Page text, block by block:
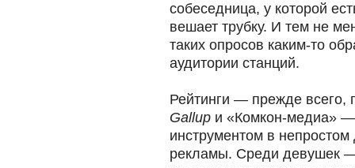
собеседница, у которой
вешает трубку. И тем не
таких опросов каким-то
аудитории станций.
Рейтинги — прежде
Gallup и «Комкон-медиа»
инструментом в
рекламы. Среди девушек